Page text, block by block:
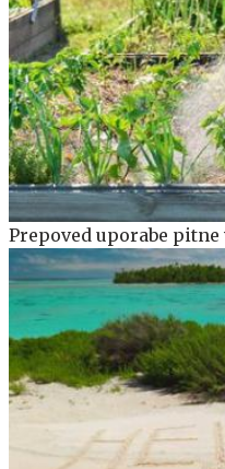
Prepoved uporabe